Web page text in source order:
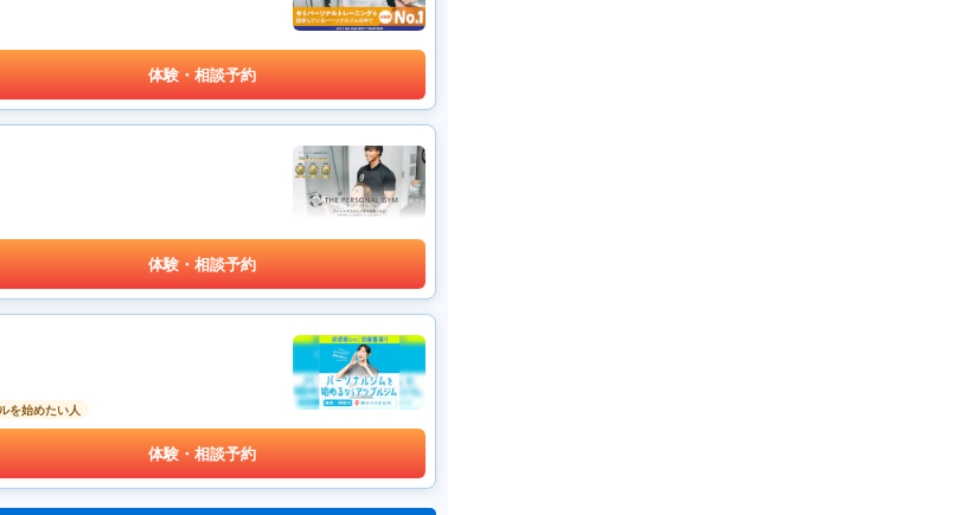
体験・相談予約
体験・相談予約
を始めたい人
体験・相談予約